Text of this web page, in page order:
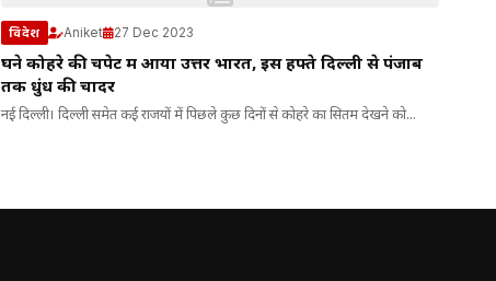
विदेश Aniket 27 Dec 2023
घने कोहरे की चपेट में आया उत्तर भारत, इस हफ्ते दिल्ली से पंजाब
तक धुंध की चादर
नई दिल्ली। दिल्ली समेत कई राजयों में पिछले कुछ दिनों से कोहरे का सितम देखने को...